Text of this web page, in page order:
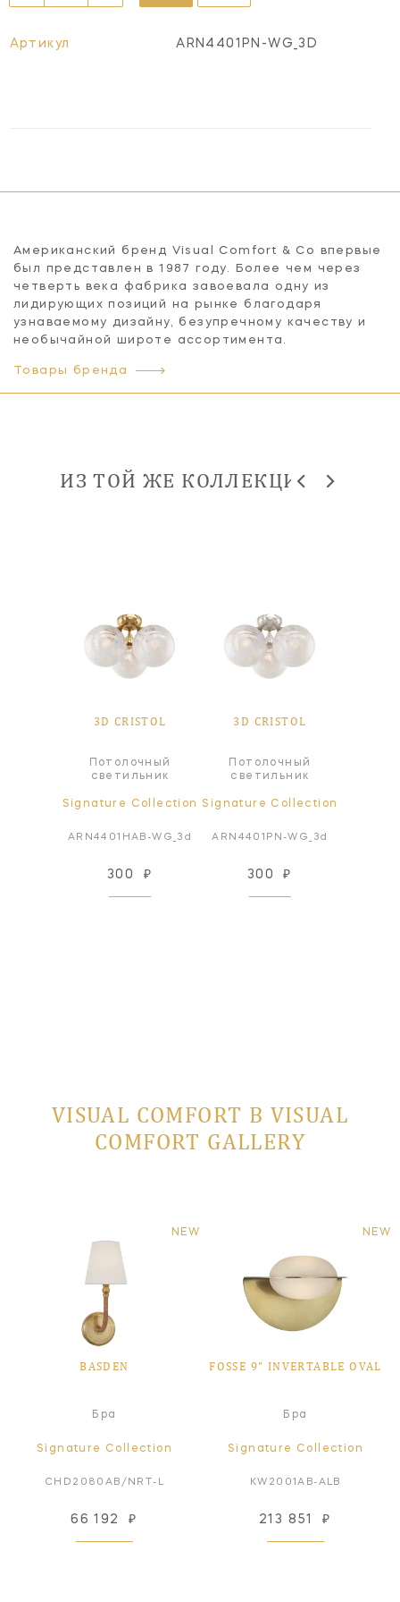
Артикул ARN4401PN-WG_3D
Американский бренд Visual Comfort & Co впервые
был представлен в 1987 году. Более чем через
четверть века фабрика завоевала одну из
лидирующих позиций на рынке благодаря
узнаваемому дизайну, безупречному качеству и
необычайной широте ассортимента.
Товары бренда
ИЗ ТОЙ ЖЕ КОЛЛЕКЦИИ
3D CRISTOL
Потолочный
светильник
Signature Collection
ARN4401HAB-WG_3d
300 ₽
3D CRISTOL
Потолочный
светильник
Signature Collection
ARN4401PN-WG_3d
300 ₽
VISUAL COMFORT В VISUAL
COMFORT GALLERY
NEW
BASDEN
Бра
Signature Collection
CHD2080AB/NRT-L
66 192 ₽
NEW
FOSSE 9" INVERTABLE OVAL
Бра
Signature Collection
KW2001AB-ALB
213 851 ₽